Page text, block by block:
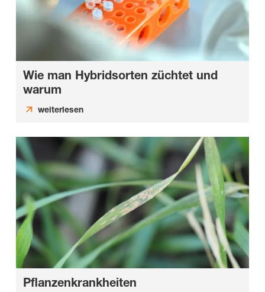
Wie man Hybridsorten züchtet und
warum
weiterlesen
Pflanzenkrankheiten